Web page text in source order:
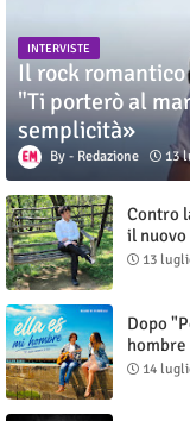
INTERVISTE
Il rock romantico
"Ti porterò al
semplicità»
Redazione 13
Contro
il
13
Dopo
14